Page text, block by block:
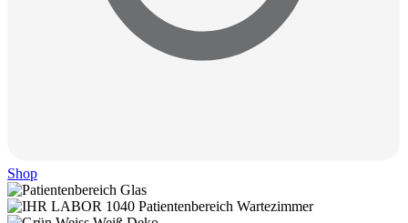
Shop